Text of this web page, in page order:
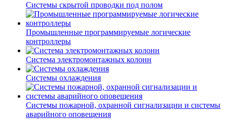
Системы скрытой проводки под полом
Промышленные программируемые логические
контроллеры
Система электромонтажных колонн
Системы охлаждения
Системы пожарной, охранной сигнализации и системы
аварийного оповещения